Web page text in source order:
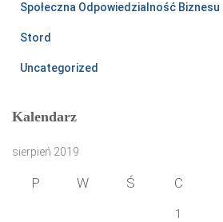
Społeczna Odpowiedzialność Biznesu
Stord
Uncategorized
Kalendarz
sierpień 2019
P W Ś C
1